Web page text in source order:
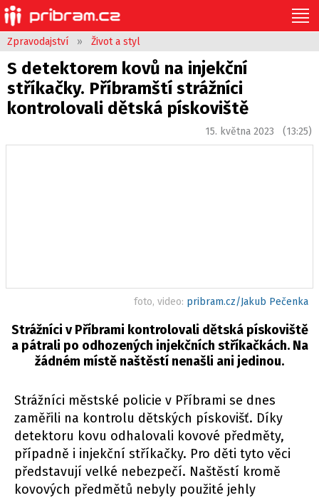
Zpravodajství » Život a styl
S detektorem kovů na injekční
stříkačky. Příbramští strážníci
kontrolovali dětská pískoviště
15. května 2023 (13:25)
foto, video: pribram.cz/Jakub Pečenka
Strážníci v Příbrami kontrolovali dětská pískoviště
a pátrali po odhozených injekčních stříkačkách. Na
žádném místě naštěstí nenašli ani jedinou.
Strážníci městské policie v Příbrami se dnes
zaměřili na kontrolu dětských pískovišť. Díky
detektoru kovu odhalovali kovové předměty,
případně i injekční stříkačky. Pro děti tyto věci
představují velké nebezpečí. Naštěstí kromě
kovových předmětů nebyly použité jehly